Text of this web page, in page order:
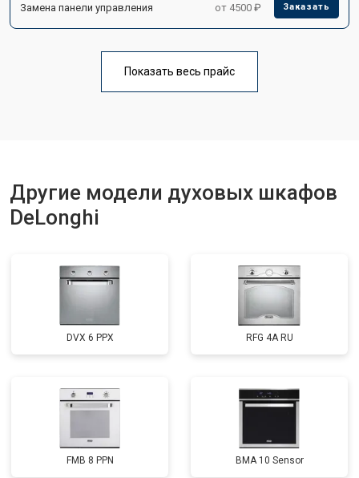
Замена панели управления от 4500 ₽ Заказать
Показать весь прайс
Другие модели духовых шкафов
DeLonghi
DVX 6 PPX RFG 4A RU
FMB 8 PPN BMA 10 Sensor